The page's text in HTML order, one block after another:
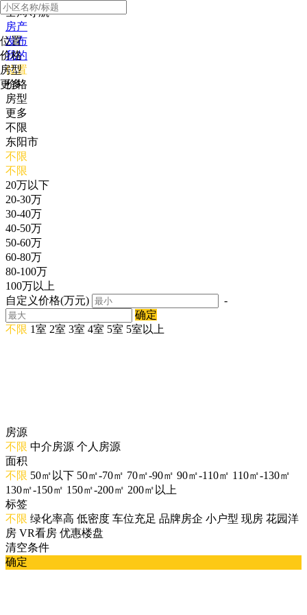
全局导航
房产
发布
我的
位置
价格
房型
更多
位置
价格
房型
更多
不限
东阳市
不限
不限
20万以下
20-30万
30-40万
40-50万
50-60万
60-80万
80-100万
100万以上
自定义价格(万元)
-
确定
不限 1室 2室 3室 4室 5室 5室以上
房源
不限 中介房源 个人房源
面积
不限 50㎡以下 50㎡-70㎡ 70㎡-90㎡ 90㎡-110㎡ 110㎡-130㎡
130㎡-150㎡ 150㎡-200㎡ 200㎡以上
标签
不限 绿化率高 低密度 车位充足 品牌房企 小户型 现房 花园洋
房 VR看房 优惠楼盘
清空条件
确定